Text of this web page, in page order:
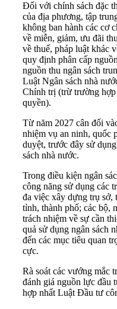
Đối với chính sách đặc
của địa phương, tập
không ban hành các cơ
về miễn, giảm, ưu đãi
về thuế, pháp luật khác
quy định phân cấp
nguồn thu ngân sách
Luật Ngân sách nhà
Chính trị (trừ trường hợp
quyền).
Từ năm 2027 cân đối
nhiệm vụ an ninh, quốc
duyệt, trước đây sử
sách nhà nước.
Trong điều kiện ngân
công năng sử dụng các
đa việc xây dựng trụ sở,
tỉnh, thành phố; các bộ,
trách nhiệm về sự cần
quả sử dụng ngân sách
đến các mục tiêu quan
cực.
Rà soát các vướng mắc
đánh giá nguồn lực đầu
hợp nhất Luật Đầu tư